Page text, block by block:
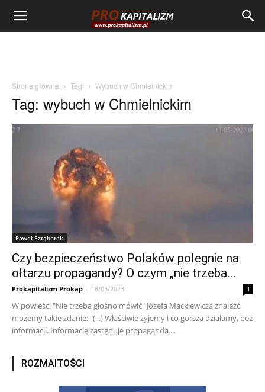
Strona główna Tagi Wybuch w Chmielnickim
Tag: wybuch w Chmielnickim
Paweł Sztąberek
Czy bezpieczeństwo Polaków polegnie na
ołtarzu propagandy? O czym „nie trzeba...
Prokapitalizm Prokap - 18/05/2023 1
W powieści "Nie trzeba głośno mówić" Józefa Mackiewicza znaleźć
możemy takie zdanie: "(...) Właściwie żyjemy i co gorsza działamy, bez
informacji. Informację zastępuje propaganda....
ROZMAITOŚCI